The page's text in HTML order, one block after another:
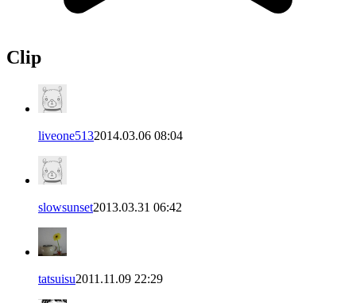
Clip
liveone5132014.03.06 08:04
slowsunset2013.03.31 06:42
tatsuisu2011.11.09 22:29